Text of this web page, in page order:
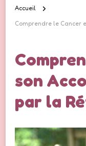
Accueil
Comprendre le Cancer
son
par la